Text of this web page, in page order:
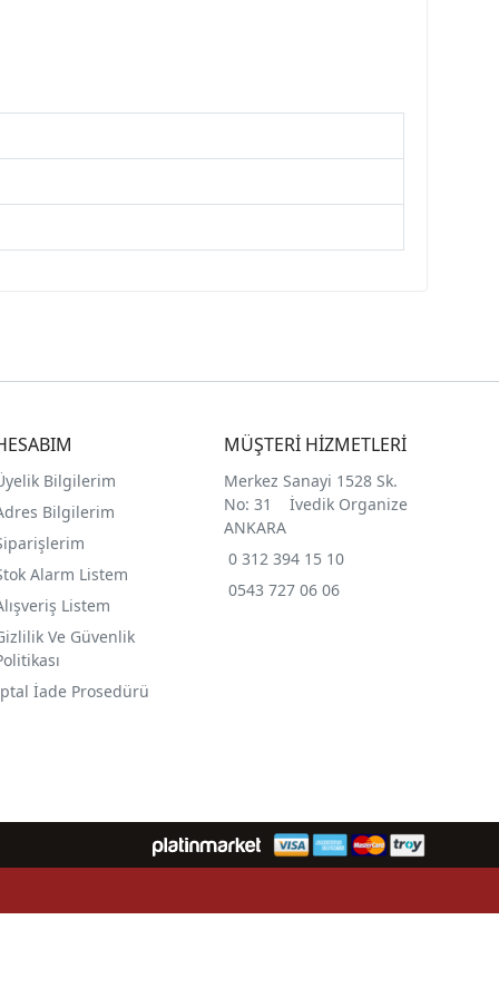
Bilgilerim
Bilgilerim
Alarm Listem
Listem
Ve Güvenlik
İade Prosedürü
MÜŞTERİ HİZMETLERİ
Merkez Sanayi 1528 Sk.
No: 31 İvedik Organize
ANKARA
0 312 394 15 10
0543 727 06 06